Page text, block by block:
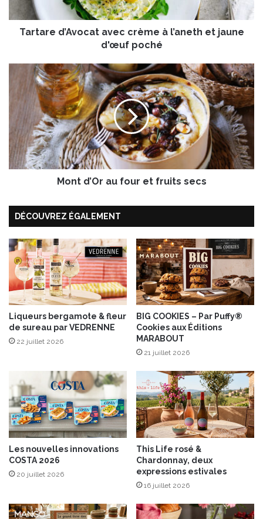
’
c
c
r
e
l
’
a
e
t
h
e
t
j
e
d
'
œ
u
f
p
o
é
Tartare d’Avocat avec crème à l’aneth et jaune
d'œuf poché
n
’
O
r
a
o
e
t
r
u
i
t
s
s
Mont d’Or au four et fruits secs
DÉCOUVREZ ÉGALEMENT
Liqueurs bergamote & fleur
de sureau par VEDRENNE
22 juillet 2026
BIG COOKIES – Par Puffy®
Cookies aux Éditions
MARABOUT
21 juillet 2026
Les nouvelles innovations
COSTA 2026
20 juillet 2026
This Life rosé &
Chardonnay, deux
expressions estivales
16 juillet 2026